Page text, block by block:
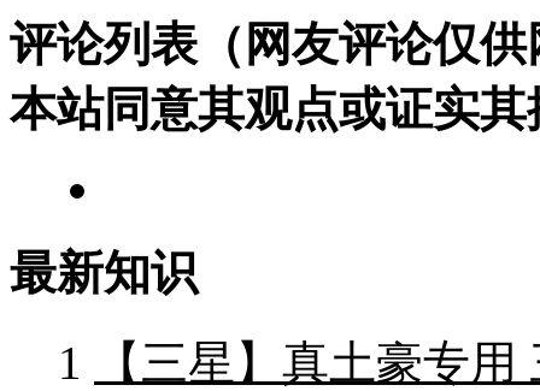
评论列表（网友评论仅
本站同意其观点或证实其
最新知识
1
【三星】真土豪专